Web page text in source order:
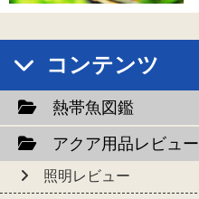
コンテンツ
熱帯魚図鑑
アクア用品レビュー
照明レビュー